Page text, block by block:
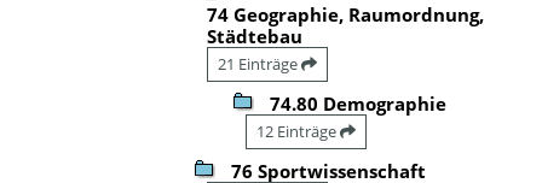
74 Geographie, Raumordnung,
Städtebau
21 Einträge
74.80 Demographie
12 Einträge
76 Sportwissenschaft